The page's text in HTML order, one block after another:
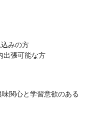
みの方
出張可能な方
関心と学習意欲のある